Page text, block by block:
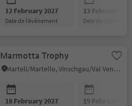
12 February 2027
date de l’événement
13 February
date de
Marmotta Trophy
Martell/Martello, Vinschgau/Val Venosta
18 February 2027 19 February